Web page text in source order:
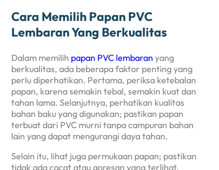
Cara Memilih Papan PVC
Lembaran Yang Berkualitas
Dalam memilih papan PVC lembaran yang
berkualitas, ada beberapa faktor penting yang
perlu diperhatikan. Pertama, periksa ketebalan
papan, karena semakin tebal, semakin kuat dan
tahan lama. Selanjutnya, perhatikan kualitas
bahan baku yang digunakan; pastikan papan
terbuat dari PVC murni tanpa campuran bahan
lain yang dapat mengurangi daya tahan.
Selain itu, lihat juga permukaan papan; pastikan
tidak ada cacat atau goresan yang terlihat,